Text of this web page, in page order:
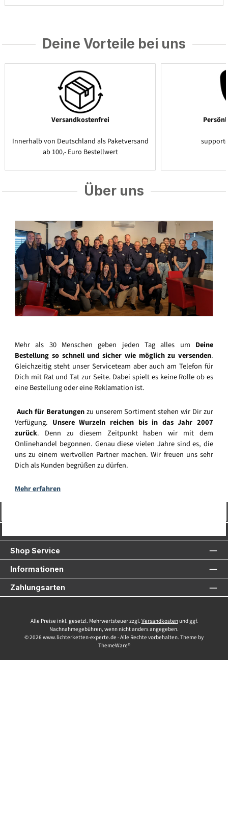
Deine Vorteile bei uns
Versandkostenfrei
Innerhalb von Deutschland als Paketversand
ab 100,- Euro Bestellwert
Über uns
Mehr als 30 Menschen geben jeden Tag alles um Deine
Bestellung so schnell und sicher wie möglich zu versenden.
Gleichzeitig steht unser Serviceteam aber auch am Telefon für
Dich mit Rat und Tat zur Seite. Dabei spielt es keine Rolle ob es
eine Bestellung oder eine Reklamation ist.
Auch für Beratungenzu unserem Sortiment stehen wir Dir zur
Verfügung. Unsere Wurzeln reichen bis in das Jahr 2007
zurück. Denn zu diesem Zeitpunkt haben wir mit dem
Onlinehandel begonnen. Genau diese vielen Jahre sind es, die
uns zu einem wertvollen Partner machen. Wir freuen uns sehr
Dich als Kunden begrüßen zu dürfen.
Mehr erfahren
Shop Service
Informationen
Zahlungsarten
Alle Preise inkl. gesetzl. Mehrwertsteuer zzgl. Versandkostenund ggf.
Nachnahmegebühren, wenn nicht anders angegeben.
© 2026 www.lichterketten-experte.de - Alle Rechte vorbehalten. Theme by
ThemeWare®